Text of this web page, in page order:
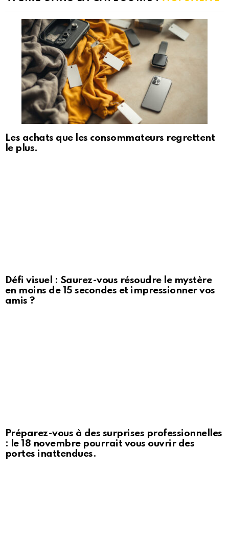
Les achats que les consommateurs regrettent
le plus.
Défi visuel : Saurez-vous résoudre le mystère
en moins de 15 secondes et impressionner vos
amis ?
Préparez-vous à des surprises professionnelles
: le 18 novembre pourrait vous ouvrir des
portes inattendues.